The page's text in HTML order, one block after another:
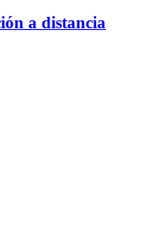
a distancia